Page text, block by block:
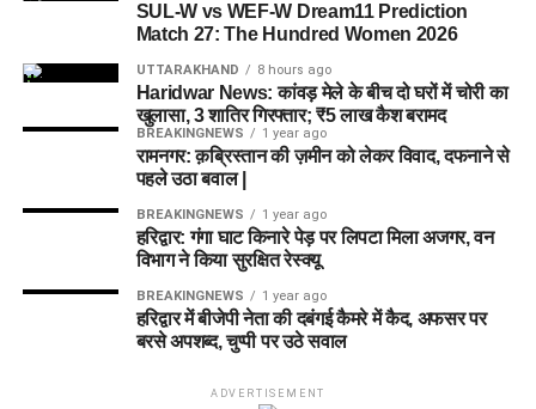
SUL-W vs WEF-W Dream11 Prediction
Match 27: The Hundred Women 2026
UTTARAKHAND 8 hours ago
Haridwar News: कांवड़ मेले के बीच दो घरों में चोरी का
खुलासा, 3 शातिर गिरफ्तार; ₹5 लाख कैश बरामद
BREAKINGNEWS 1 year ago
रामनगर: क़ब्रिस्तान की ज़मीन को लेकर विवाद, दफनाने से
पहले उठा बवाल |
BREAKINGNEWS 1 year ago
हरिद्वार: गंगा घाट किनारे पेड़ पर लिपटा मिला अजगर, वन
विभाग ने किया सुरक्षित रेस्क्यू
BREAKINGNEWS 1 year ago
हरिद्वार में बीजेपी नेता की दबंगई कैमरे में कैद, अफसर पर
बरसे अपशब्द, चुप्पी पर उठे सवाल
ADVERTISEMENT